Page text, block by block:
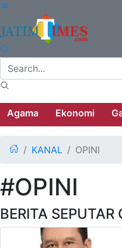
Agama Ekonomi
KANAL OPINI
#OPINI
BERITA SEPUTAR